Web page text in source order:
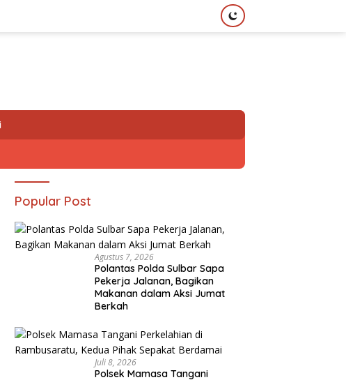
Popular Post
Agustus 7, 2026
Polantas Polda Sulbar Sapa
Pekerja Jalanan, Bagikan
Makanan dalam Aksi Jumat
Berkah
Juli 8, 2026
Polsek Mamasa Tangani